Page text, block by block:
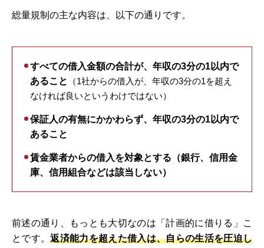
総量規制の主な内容は、以下の通りです。
すべての借入金額の合計が、年収の3分の1以内で
あること
（1社からの借入が、年収の3分の1を超え
なければ良いというわけではない）
保証人の有無にかかわらず、年収の3分の1以内で
あること
賃金業者からの借入を対象とする（銀行、信用金
庫、信用組合などは該当しない）
前述の通り、もっとも大切なのは「計画的に借りる」こ
とです。返済能力を超えた借入は、自らの生活を圧迫し